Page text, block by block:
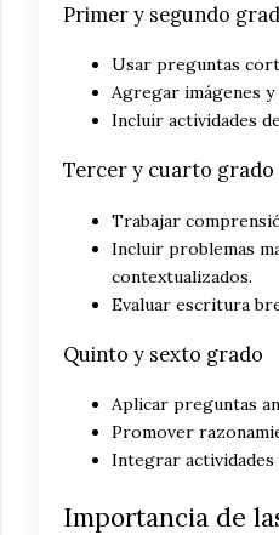
Primer y segundo
Usar preguntas
Agregar imágenes
Incluir actividades
Tercer y cuarto grado
Trabajar
Incluir problemas
contextualizados.
Evaluar escritura
Quinto y sexto grado
Aplicar preguntas
Promover
Integrar
Importancia de